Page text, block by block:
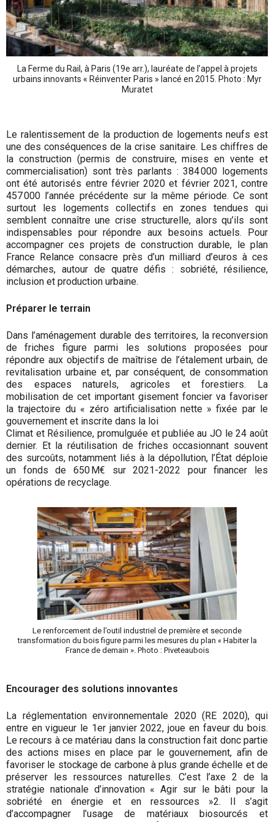
La Ferme du Rail, à Paris (19e arr.), lauréate de l’appel à projets
urbains innovants « Réinventer Paris » lancé en 2015. Photo : Myr
Muratet
Le ralentissement de la production de logements neufs est
une des conséquences de la crise sanitaire. Les chiffres de
la construction (permis de construire, mises en vente et
commercialisation) sont très parlants : 384 000 logements
ont été autorisés entre février 2020 et février 2021, contre
457 000 l’année précédente sur la même période. Ce sont
surtout les logements collectifs en zones tendues qui
semblent connaître une crise structurelle, alors qu’ils sont
indispensables pour répondre aux besoins actuels. Pour
accompagner ces projets de construction durable, le plan
France Relance consacre près d’un milliard d’euros à ces
démarches, autour de quatre défis : sobriété, résilience,
inclusion et production urbaine.
Préparer le terrain
Dans l’aménagement durable des territoires, la reconversion
de friches figure parmi les solutions proposées pour
répondre aux objectifs de maîtrise de l’étalement urbain, de
revitalisation urbaine et, par conséquent, de consommation
des espaces naturels, agricoles et forestiers. La
mobilisation de cet important gisement foncier va favoriser
la trajectoire du « zéro artificialisation nette » fixée par le
gouvernement et inscrite dans la loi
Climat et Résilience, promulguée et publiée au JO le 24 août
dernier. Et la réutilisation de friches occasionnant souvent
des surcoûts, notamment liés à la dépollution, l’État déploie
un fonds de 650 M€ sur 2021-2022 pour financer les
opérations de recyclage.
Le renforcement de l’outil industriel de première et seconde
transformation du bois figure parmi les mesures du plan « Habiter la
France de demain ». Photo : Piveteaubois
Encourager des solutions innovantes
La réglementation environnementale 2020 (RE 2020), qui
entre en vigueur le 1er janvier 2022, joue en faveur du bois.
Le recours à ce matériau dans la construction fait donc partie
des actions mises en place par le gouvernement, afin de
favoriser le stockage de carbone à plus grande échelle et de
préserver les ressources naturelles. C’est l’axe 2 de la
stratégie nationale d’innovation « Agir sur le bâti pour la
sobriété en énergie et en ressources »2. Il s’agit
d’accompagner l’usage de matériaux biosourcés et